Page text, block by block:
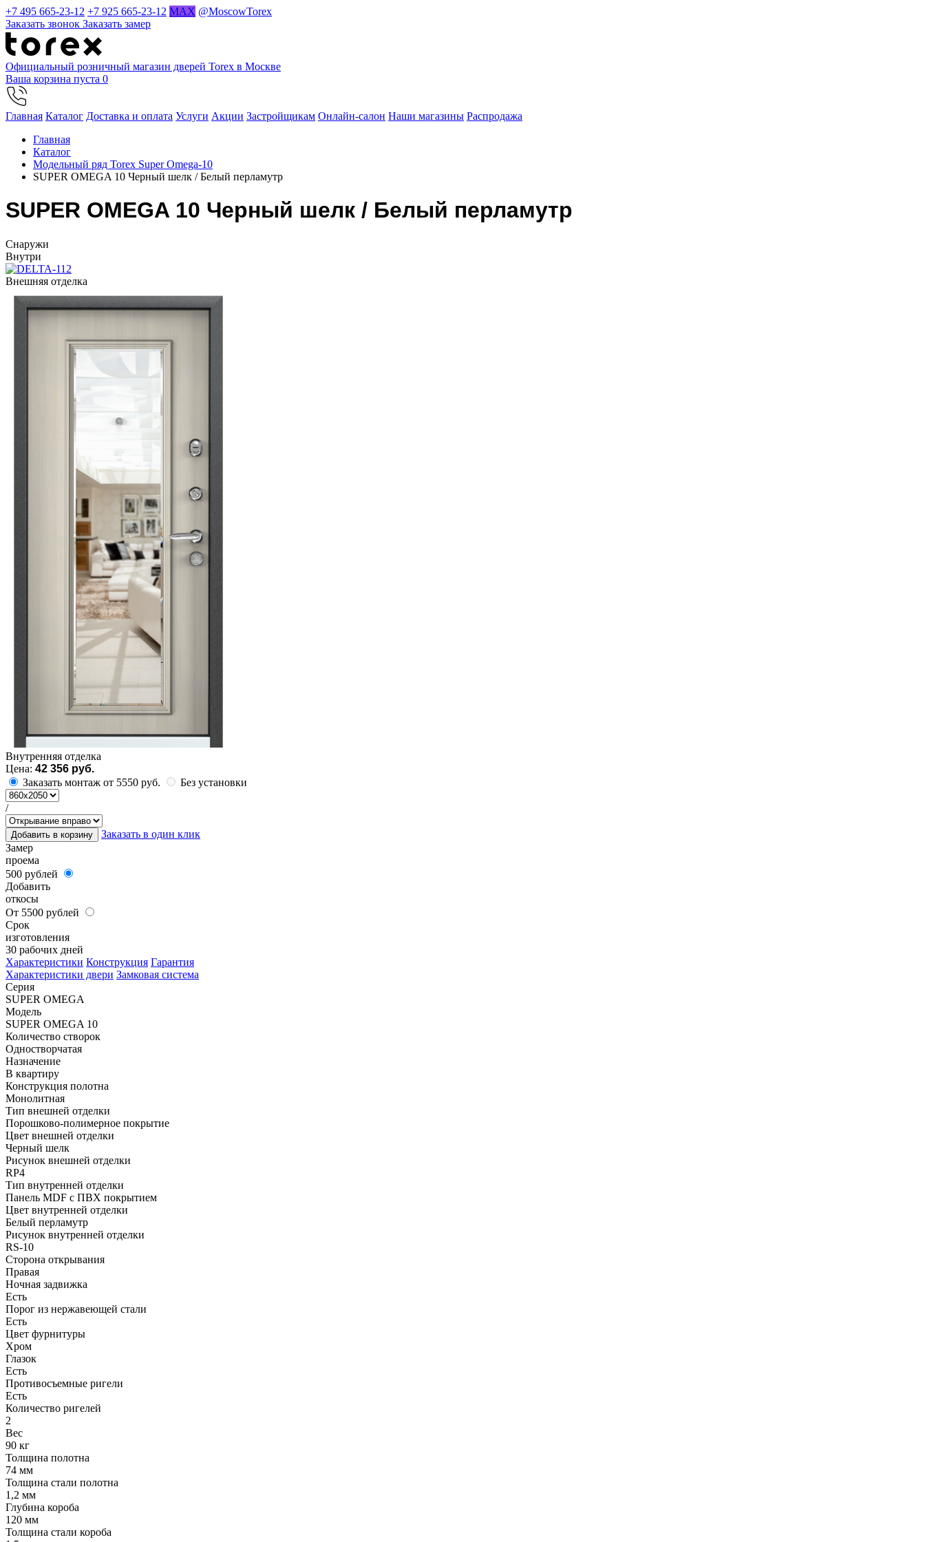
+7 495 665-23-12 +7 925 665-23-12 MAX @MoscowTorex
Заказать звонок Заказать замер
Официальный розничный магазин дверей Torex в Москве
Ваша корзина пуста 0
Главная Каталог Доставка и оплата Услуги Акции Застройщикам Онлайн-салон Наши магазины Распродажа
Главная
Каталог
Модельный ряд Torex Super Omega-10
SUPER OMEGA 10 Черный шелк / Белый перламутр
SUPER OMEGA 10 Черный шелк / Белый перламутр
Cнаружи
Внутри
Внешняя отделка
Внутренняя отделка
Цена: 42 356 руб.
Заказать монтаж от 5550 руб.
Без установки
/
Добавить в корзину
Заказать в один клик
Замер
проема
500 рублей
Добавить
откосы
От 5500 рублей
Срок
изготовления
30 рабочих дней
Характеристики Конструкция Гарантия
Характеристики двери Замковая система
Серия
SUPER OMEGA
Модель
SUPER OMEGA 10
Количество створок
Одностворчатая
Назначение
В квартиру
Конструкция полотна
Монолитная
Тип внешней отделки
Порошково-полимерное покрытие
Цвет внешней отделки
Черный шелк
Рисунок внешней отделки
RP4
Тип внутренней отделки
Панель MDF с ПВХ покрытием
Цвет внутренней отделки
Белый перламутр
Рисунок внутренней отделки
RS-10
Сторона открывания
Правая
Ночная задвижка
Есть
Порог из нержавеющей стали
Есть
Цвет фурнитуры
Хром
Глазок
Есть
Противосъемные ригели
Есть
Количество ригелей
2
Вес
90 кг
Толщина полотна
74 мм
Толщина стали полотна
1,2 мм
Глубина короба
120 мм
Толщина стали короба